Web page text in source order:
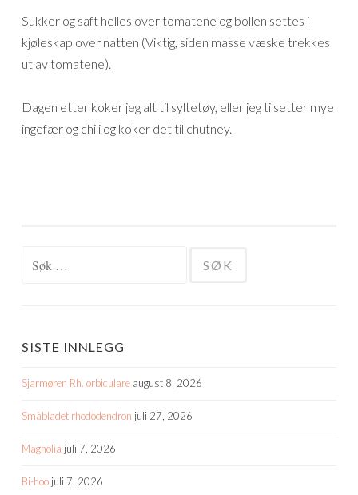
Sukker og saft helles over tomatene og bollen settes i
kjøleskap over natten (Viktig, siden masse væske trekkes
ut av tomatene).
Dagen etter koker jeg alt til syltetøy, eller jeg tilsetter mye
ingefær og chili og koker det til chutney.
SISTE INNLEGG
Sjarmøren Rh. orbiculare august 8, 2026
Småbladet rhododendron juli 27, 2026
Magnolia juli 7, 2026
Bi-hoo juli 7, 2026